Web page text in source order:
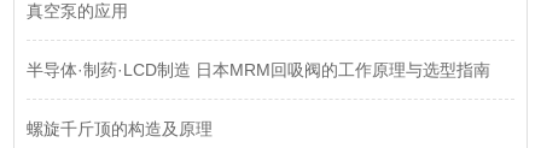
真空泵的应用
半导体·制药·LCD制造 日本MRM回吸阀的工作原理与选型指南
螺旋千斤顶的构造及原理